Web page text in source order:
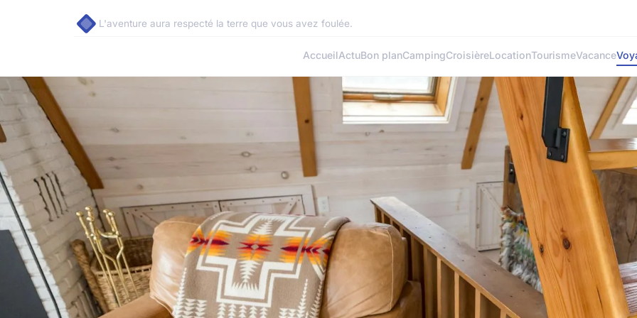
L'aventure aura respecté la terre que vous avez foulée.
AccueilActuBon planCampingCroisièreLocationTourismeVacance